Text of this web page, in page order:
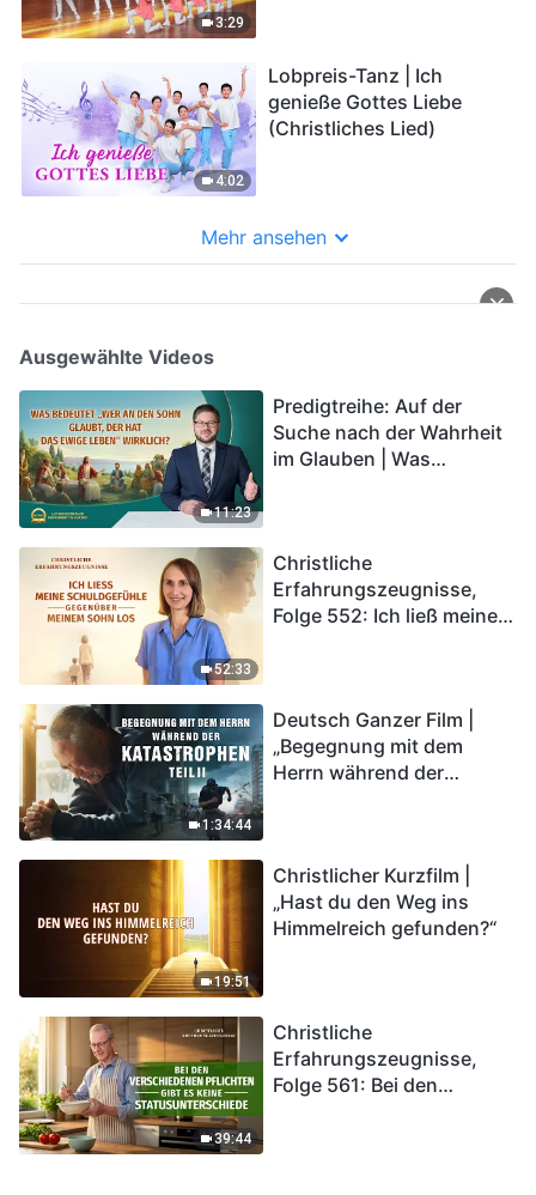
3:29
4:02
Lobpreis-Tanz | Ich
genieße Gottes Liebe
(Christliches Lied)
Mehr ansehen
Ausgewählte Videos
11:23
Predigtreihe: Auf der
Suche nach der Wahrheit
im Glauben | Was
52:33
Christliche
Erfahrungszeugnisse,
Folge 552: Ich ließ meine
1:34:44
Deutsch Ganzer Film |
„Begegnung mit dem
Herrn während der
in das Königreich Gottes
eintreten?
19:51
Christlicher Kurzfilm |
„Hast du den Weg ins
Himmelreich gefunden?“
39:44
Christliche
Erfahrungszeugnisse,
Folge 561: Bei den